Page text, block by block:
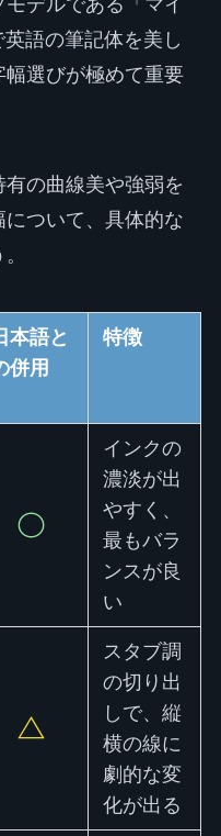
デルである「マイ
語の筆記体を美し
幅選びが極めて重要
の曲線美や強弱を
ついて、具体的な
本語と
併用
特徴
インクの
濃淡が出
やすく、
最もバラ
ンスが良
い
スタブ調
の切り出
しで、縦
横の線に
劇的な変
化が出る